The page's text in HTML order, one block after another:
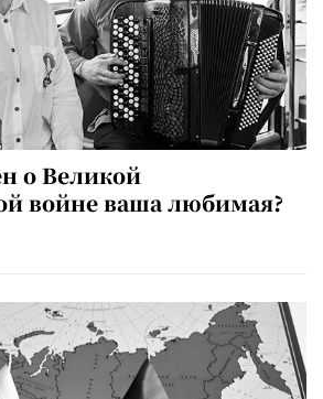
о Великой
войне ваша любимая?